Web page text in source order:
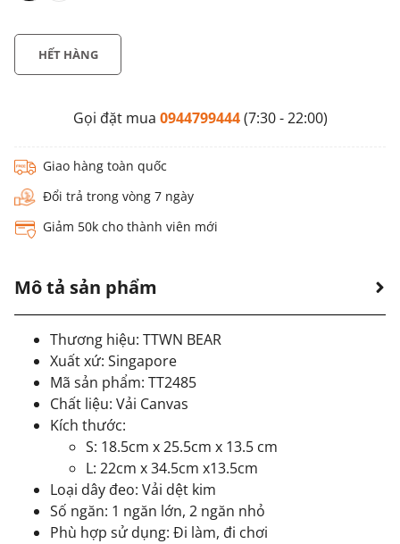
HẾT HÀNG
Gọi đặt mua 0944799444(7:30 - 22:00)
Giao hàng toàn quốc
Đổi trả trong vòng 7 ngày
Giảm 50k cho thành viên mới
Mô tả sản phẩm
Thương hiệu: TTWN BEAR
Xuất xứ: Singapore
Mã sản phẩm: TT2485
Chất liệu: Vải Canvas
Kích thước:
S: 18.5cm x 25.5cm x 13.5 cm
L: 22cm x 34.5cm x13.5cm
Loại dây đeo: Vải dệt kim
Số ngăn: 1 ngăn lớn, 2 ngăn nhỏ
Phù hợp sử dụng: Đi làm, đi chơi